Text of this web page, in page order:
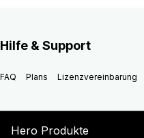
Hilfe & Support
FAQ Plans Lizenzvereinbarung
Hero Produkte